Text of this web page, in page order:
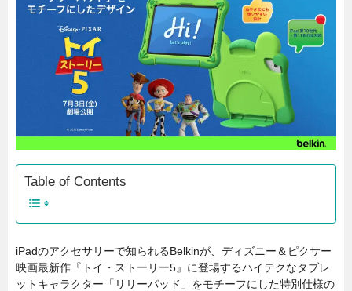
Table of Contents
iPadのアクセサリーで知られるBelkinが、ディズニー＆ピクサー
映画最新作『トイ・ストーリー5』に登場するハイテクなタブレ
ットキャラクター「リリーパッド」をモチーフにした特別仕様の